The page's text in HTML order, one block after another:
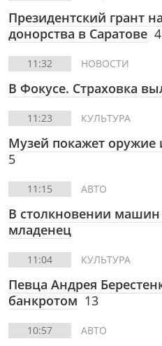
Президентский грант
донорства в Саратове 4
11:32 НОВОСТИ
В Фокусе. Страховка
11:23 КУЛЬТУРА
Музей покажет оружие
5
11:15 АВТО
В столкновении машин
младенец
11:04 КУЛЬТУРА
Певца Андрея
банкротом 13
10:57 АВТО